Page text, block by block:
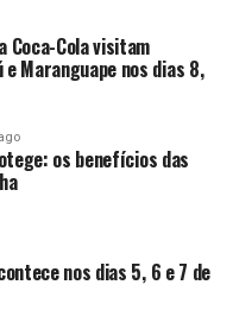
Coca-Cola visitam
Maranguape nos dias 8,
os benefícios das
nos dias 5, 6 e 7 de